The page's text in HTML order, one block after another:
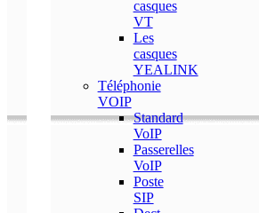
casques
VT
Les
casques
YEALINK
Téléphonie
VOIP
Standard
VoIP
Passerelles
VoIP
Poste
SIP